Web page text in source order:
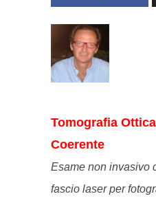
Tomografia
Coerente
Esame non invasivo
fascio laser per